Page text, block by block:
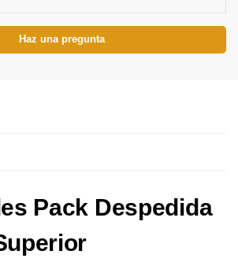
Haz una pregunta
Pack Despedida